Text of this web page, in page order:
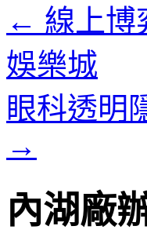
← 線上博
娛樂城
眼科透明
→
內湖廠